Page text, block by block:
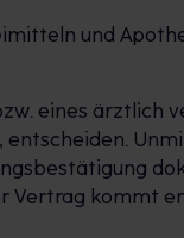
und
eines ärztlich
entscheiden.
Vertrag kommt